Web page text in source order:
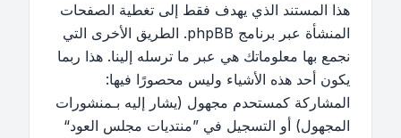
هذا المستند الذي يهدف فقط إلى تغطية الصفحات
المنشأة عبر برنامج phpBB. الطريق الأخرى التي
نجمع بها معلوماتك هي عبر ما ترسله إلينا. هذا ربما
يكون أحد هذه الأشياء وليس محصورًا فيها:
المشاركة كمستحدم مجهول (يشار إليه بـمنشورات
المجهول) أو التسجيل في ”منتديات مجلس العود“